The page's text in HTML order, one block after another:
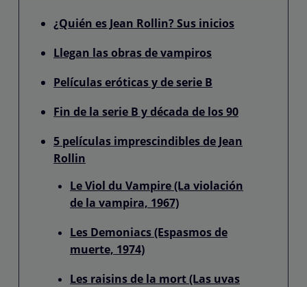
¿Quién es Jean Rollin? Sus inicios
Llegan las obras de vampiros
Películas eróticas y de serie B
Fin de la serie B y década de los 90
5 películas imprescindibles de Jean
Rollin
Le Viol du Vampire (La violación
de la vampira, 1967)
Les Demoniacs (Espasmos de
muerte, 1974)
Les raisins de la mort (Las uvas